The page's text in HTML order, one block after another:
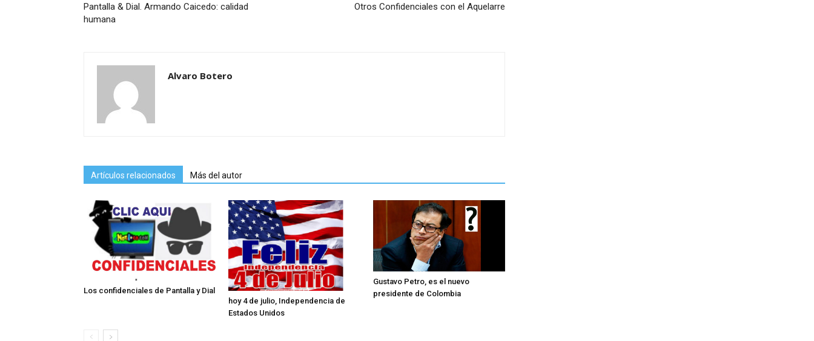
Pantalla & Dial. Armando Caicedo: calidad
humana
Otros Confidenciales con el Aquelarre
Alvaro Botero
Artículos relacionados Más del autor
Los confidenciales de Pantalla y Dial
hoy 4 de julio, Independencia de
Estados Unidos
Gustavo Petro, es el nuevo
presidente de Colombia